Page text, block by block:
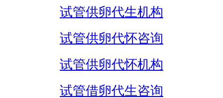
试管供卵代生机构
试管供卵代怀咨询
试管供卵代怀机构
试管借卵代生咨询